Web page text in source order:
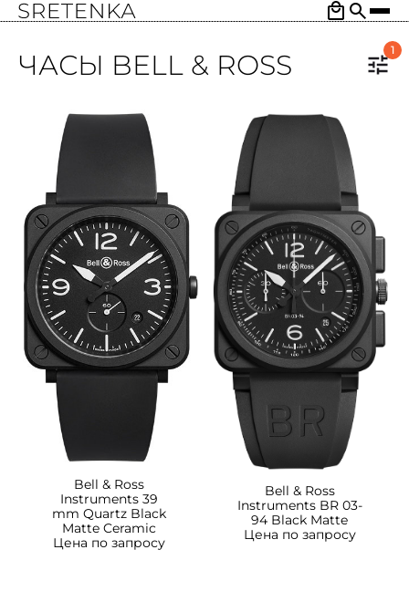
ЧАСЫ BELL & ROSS 1
Bell & Ross
Instruments 39
mm Quartz Black
Matte Ceramic
Цена по запросу
Bell & Ross
Instruments BR 03-
94 Black Matte
Цена по запросу